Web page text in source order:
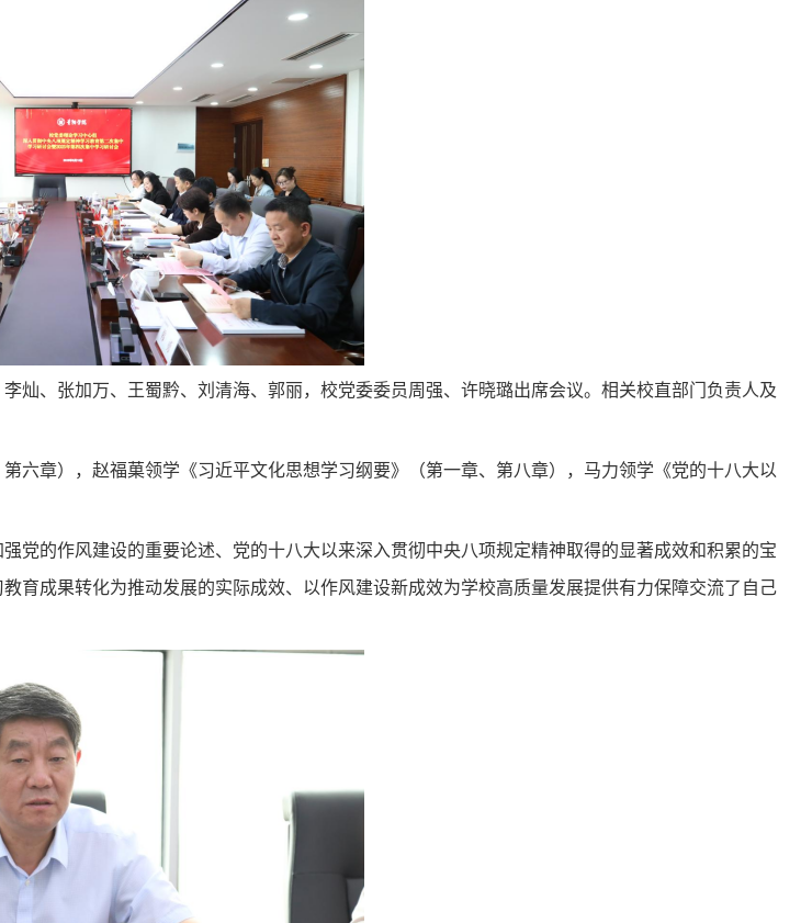
灿、张加万、王蜀黔、刘清海、郭丽，校党委委员周强、许晓璐出席会议。相关校直部门负责人及
六章），赵福菓领学《习近平文化思想学习纲要》（第一章、第八章），马力领学《党的十八大以
党的作风建设的重要论述、党的十八大以来深入贯彻中央八项规定精神取得的显著成效和积累的宝
育成果转化为推动发展的实际成效、以作风建设新成效为学校高质量发展提供有力保障交流了自己